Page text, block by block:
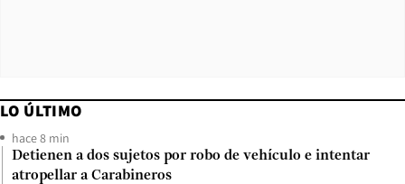
LO ÚLTIMO
hace 8 min
Detienen a dos sujetos por robo de vehículo e intentar
atropellar a Carabineros